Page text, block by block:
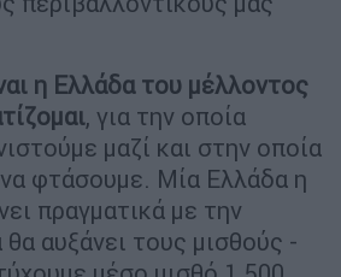
η Ελλάδα του μέλλοντος
, για την οποία
μαζί και στην οποία
φτάσουμε. Μία Ελλάδα η
πραγματικά με την
αυξάνει τους μισθούς -